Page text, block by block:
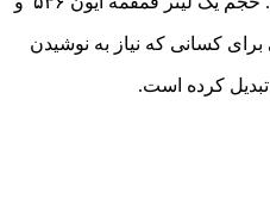
برای کسانی که نیاز به نوشیدن
کرده است.